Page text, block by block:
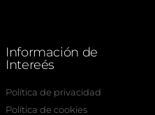
Información de
Intereés
Política de privacidad
Política de cookies